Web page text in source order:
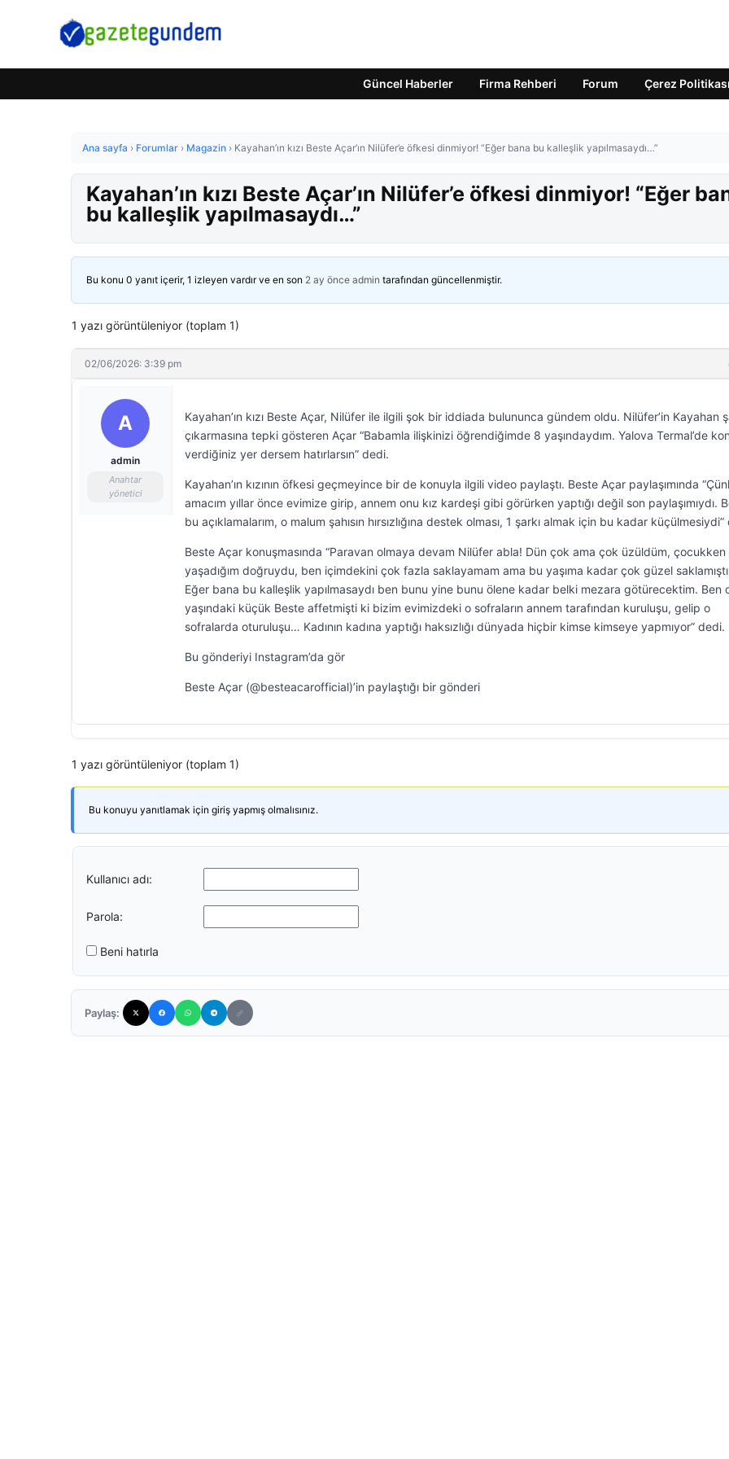
Güncel Haberler Firma Rehberi Forum Çerez Politikası
Ana sayfa › Forumlar › Magazin › Kayahan’ın kızı Beste Açar’ın Nilüfer’e öfkesi dinmiyor! “Eğer bana bu kalleşlik yapılmasaydı…”
Kayahan’ın kızı Beste Açar’ın Nilüfer’e öfkesi dinmiyor! “Eğer
bu kalleşlik yapılmasaydı…”
Bu konu 0 yanıt içerir, 1 izleyen vardır ve en son 2 ay önce admin tarafından güncellenmiştir.
1 yazı görüntüleniyor (toplam 1)
02/06/2026: 3:39 pm
A
admin
Anahtar
yönetici
Kayahan’ın kızı Beste Açar, Nilüfer ile ilgili şok bir iddiada bulununca gündem oldu. Nilüfer’in Kayahan
çıkarmasına tepki gösteren Açar “Babamla ilişkinizi öğrendiğimde 8 yaşındaydım. Yalova Termal’de
verdiğiniz yer dersem hatırlarsın” dedi.
Kayahan’ın kızının öfkesi geçmeyince bir de konuyla ilgili video paylaştı. Beste Açar paylaşımında
amacım yıllar önce evimize girip, annem onu kız kardeşi gibi görürken yaptığı değil son paylaşımıydı.
bu açıklamalarım, o malum şahısın hırsızlığına destek olması, 1 şarkı almak için bu kadar küçülmesiydi”
Beste Açar konuşmasında “Paravan olmaya devam Nilüfer abla! Dün çok ama çok üzüldüm, çocukken
yaşadığım doğruydu, ben içimdekini çok fazla saklayamam ama bu yaşıma kadar çok güzel
Eğer bana bu kalleşlik yapılmasaydı ben bunu yine bunu ölene kadar belki mezara götürecektim. Ben
yaşındaki küçük Beste affetmişti ki bizim evimizdeki o sofraların annem tarafından kuruluşu, gelip o
sofralarda oturuluşu… Kadının kadına yaptığı haksızlığı dünyada hiçbir kimse kimseye yapmıyor” dedi.
Bu gönderiyi Instagram’da gör
Beste Açar (@besteacarofficial)’in paylaştığı bir gönderi
1 yazı görüntüleniyor (toplam 1)
Bu konuyu yanıtlamak için giriş yapmış olmalısınız.
Kullanıcı adı:
Parola:
Beni hatırla
Paylaş: